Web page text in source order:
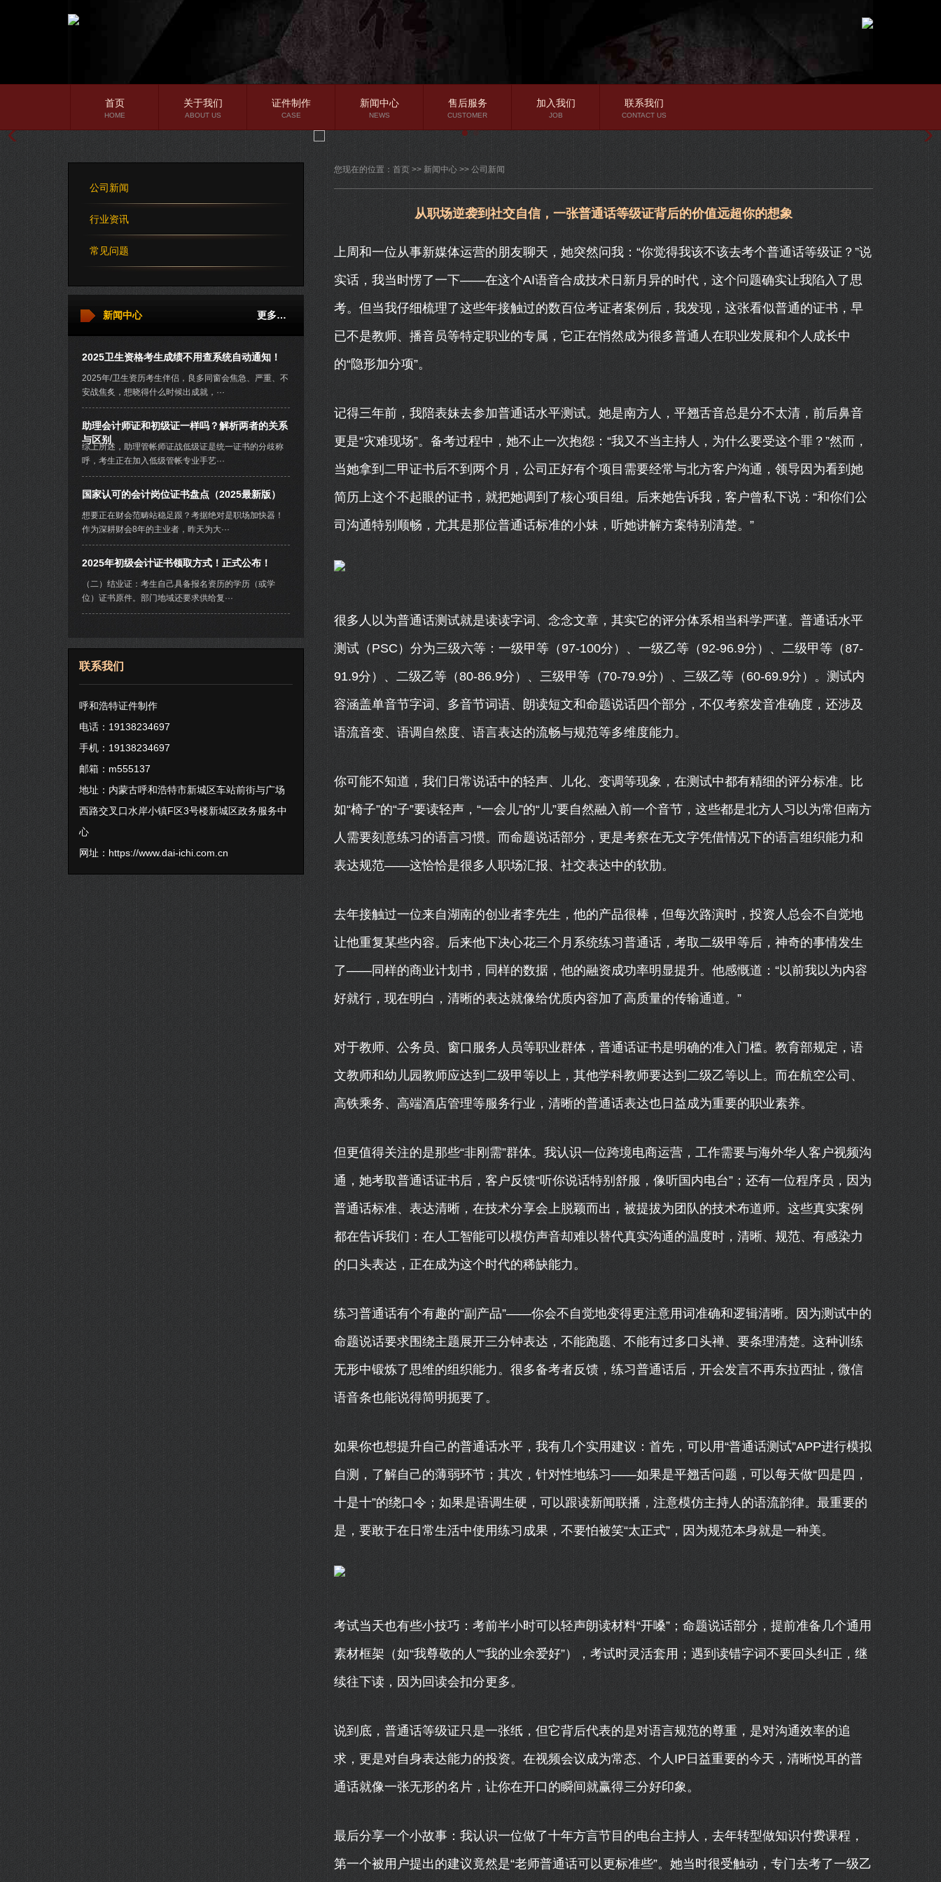
行业资讯
常见问题
首页
HOME
关于我们
ABOUT US
证件制作
CASE
新闻中心
NEWS
售后服务
CUSTOMER
加入我们
JOB
联系我们
CONTACT US
公司新闻
行业资讯
常见问题
更多…
新闻中心
2025卫生资格考生成绩不用查系统自动通知！
2025年/卫生资历考生伴侣，良多同窗会焦急、严重、不
安战焦炙，想晓得什么时候出成就，···
助理会计师证和初级证一样吗？解析两者的关系
与区别
综上所述，助理管帐师证战低级证是统一证书的分歧称
呼，考生正在加入低级管帐专业手艺···
国家认可的会计岗位证书盘点（2025最新版）
想要正在财会范畴站稳足跟？考据绝对是职场加快器！
作为深耕财会8年的主业者，昨天为大···
2025年初级会计证书领取方式！正式公布！
（二）结业证：考生自己具备报名资历的学历（或学
位）证书原件。部门地域还要求供给复···
联系我们
呼和浩特证件制作
电话：19138234697
手机：19138234697
邮箱：m555137
地址：内蒙古呼和浩特市新城区车站前街与广场
西路交叉口水岸小镇F区3号楼新城区政务服务中
心
网址： https://www.dai-ichi.com.cn
您现在的位置： 首页 >> 新闻中心 >> 公司新闻
从职场逆袭到社交自信，一张普通话等级证背后的价值远超你的想象
上周和一位从事新媒体运营的朋友聊天，她突然问我：“你觉得我该不该去考个普通话等级证？”说
实话，我当时愣了一下——在这个AI语音合成技术日新月异的时代，这个问题确实让我陷入了思
考。但当我仔细梳理了这些年接触过的数百位考证者案例后，我发现，这张看似普通的证书，早
已不是教师、播音员等特定职业的专属，它正在悄然成为很多普通人在职业发展和个人成长中
的“隐形加分项”。
记得三年前，我陪表妹去参加普通话水平测试。她是南方人，平翘舌音总是分不太清，前后鼻音
更是“灾难现场”。备考过程中，她不止一次抱怨：“我又不当主持人，为什么要受这个罪？”然而，
当她拿到二甲证书后不到两个月，公司正好有个项目需要经常与北方客户沟通，领导因为看到她
简历上这个不起眼的证书，就把她调到了核心项目组。后来她告诉我，客户曾私下说：“和你们公
司沟通特别顺畅，尤其是那位普通话标准的小妹，听她讲解方案特别清楚。”
很多人以为普通话测试就是读读字词、念念文章，其实它的评分体系相当科学严谨。普通话水平
测试（PSC）分为三级六等：一级甲等（97-100分）、一级乙等（92-96.9分）、二级甲等（87-
91.9分）、二级乙等（80-86.9分）、三级甲等（70-79.9分）、三级乙等（60-69.9分）。测试内
容涵盖单音节字词、多音节词语、朗读短文和命题说话四个部分，不仅考察发音准确度，还涉及
语流音变、语调自然度、语言表达的流畅与规范等多维度能力。
你可能不知道，我们日常说话中的轻声、儿化、变调等现象，在测试中都有精细的评分标准。比
如“椅子”的“子”要读轻声，“一会儿”的“儿”要自然融入前一个音节，这些都是北方人习以为常但南方
人需要刻意练习的语言习惯。而命题说话部分，更是考察在无文字凭借情况下的语言组织能力和
表达规范——这恰恰是很多人职场汇报、社交表达中的软肋。
去年接触过一位来自湖南的创业者李先生，他的产品很棒，但每次路演时，投资人总会不自觉地
让他重复某些内容。后来他下决心花三个月系统练习普通话，考取二级甲等后，神奇的事情发生
了——同样的商业计划书，同样的数据，他的融资成功率明显提升。他感慨道：“以前我以为内容
好就行，现在明白，清晰的表达就像给优质内容加了高质量的传输通道。”
对于教师、公务员、窗口服务人员等职业群体，普通话证书是明确的准入门槛。教育部规定，语
文教师和幼儿园教师应达到二级甲等以上，其他学科教师要达到二级乙等以上。而在航空公司、
高铁乘务、高端酒店管理等服务行业，清晰的普通话表达也日益成为重要的职业素养。
但更值得关注的是那些“非刚需”群体。我认识一位跨境电商运营，工作需要与海外华人客户视频沟
通，她考取普通话证书后，客户反馈“听你说话特别舒服，像听国内电台”；还有一位程序员，因为
普通话标准、表达清晰，在技术分享会上脱颖而出，被提拔为团队的技术布道师。这些真实案例
都在告诉我们：在人工智能可以模仿声音却难以替代真实沟通的温度时，清晰、规范、有感染力
的口头表达，正在成为这个时代的稀缺能力。
练习普通话有个有趣的“副产品”——你会不自觉地变得更注意用词准确和逻辑清晰。因为测试中的
命题说话要求围绕主题展开三分钟表达，不能跑题、不能有过多口头禅、要条理清楚。这种训练
无形中锻炼了思维的组织能力。很多备考者反馈，练习普通话后，开会发言不再东拉西扯，微信
语音条也能说得简明扼要了。
如果你也想提升自己的普通话水平，我有几个实用建议：首先，可以用“普通话测试”APP进行模拟
自测，了解自己的薄弱环节；其次，针对性地练习——如果是平翘舌问题，可以每天做“四是四，
十是十”的绕口令；如果是语调生硬，可以跟读新闻联播，注意模仿主持人的语流韵律。最重要的
是，要敢于在日常生活中使用练习成果，不要怕被笑“太正式”，因为规范本身就是一种美。
考试当天也有些小技巧：考前半小时可以轻声朗读材料“开嗓”；命题说话部分，提前准备几个通用
素材框架（如“我尊敬的人”“我的业余爱好”），考试时灵活套用；遇到读错字词不要回头纠正，继
续往下读，因为回读会扣分更多。
说到底，普通话等级证只是一张纸，但它背后代表的是对语言规范的尊重，是对沟通效率的追
求，更是对自身表达能力的投资。在视频会议成为常态、个人IP日益重要的今天，清晰悦耳的普
通话就像一张无形的名片，让你在开口的瞬间就赢得三分好印象。
最后分享一个小故事：我认识一位做了十年方言节目的电台主持人，去年转型做知识付费课程，
第一个被用户提出的建议竟然是“老师普通话可以更标准些”。她当时很受触动，专门去考了一级乙